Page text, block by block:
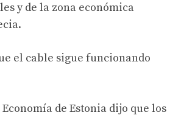
y de la zona económica
el cable sigue funcionando
de Estonia dijo que los